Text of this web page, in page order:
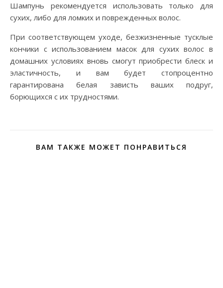
Шампунь рекомендуется использовать только для
сухих, либо для ломких и поврежденных волос.
При соответствующем уходе, безжизненные тусклые
кончики с использованием масок для сухих волос в
домашних условиях вновь смогут приобрести блеск и
эластичность, и вам будет стопроцентно
гарантирована белая зависть ваших подруг,
борющихся с их трудностями.
ВАМ ТАКЖЕ МОЖЕТ ПОНРАВИТЬСЯ